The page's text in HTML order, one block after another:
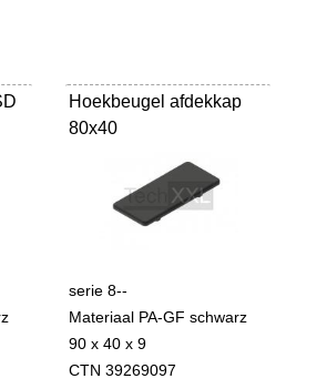
Hoekbeugel afdekkap
80x40
serie 8--
Materiaal PA-GF schwarz
90 x 40 x 9
CTN 39269097